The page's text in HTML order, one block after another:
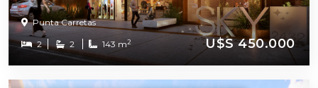
Punta Carretas
2 2 143 m2 U$S 450.000